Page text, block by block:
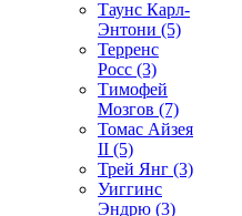
Таунс Карл-
Энтони (5)
Терренс
Росс (3)
Тимофей
Мозгов (7)
Томас Айзея
II (5)
Трей Янг (3)
Уиггинс
Эндрю (3)